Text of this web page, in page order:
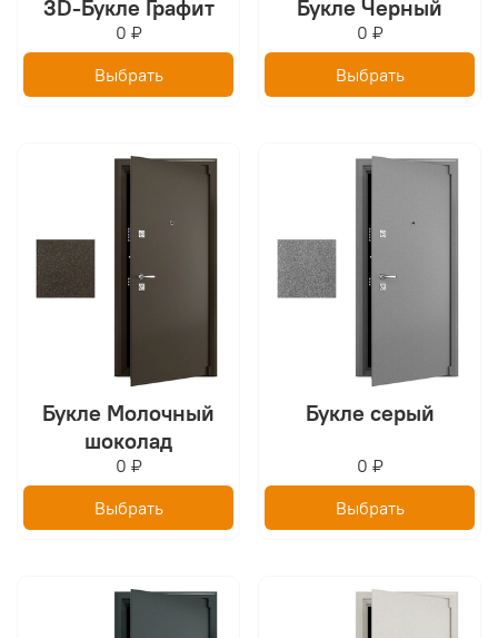
3D-Букле Графит
0 ₽
Выбрать
Букле Черный
0 ₽
Выбрать
Букле Молочный
шоколад
0 ₽
Выбрать
Букле серый
0 ₽
Выбрать